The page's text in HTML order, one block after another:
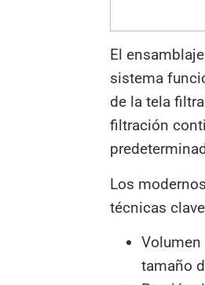
El
sistema
de la tela
filtración
Los
técnicas
tamaño